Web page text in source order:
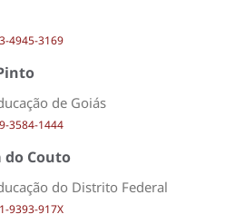
4945-3169
de Goiás
3584-1444
do Couto
do Distrito Federal
9393-917X